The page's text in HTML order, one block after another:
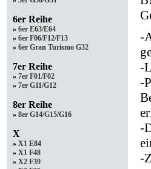
6er Reihe
» 6er E63/E64
» 6er F06/F12/F13
» 6er Gran Turismo G32
7er Reihe
» 7er F01/F02
» 7er G11/G12
8er Reihe
» 8er G14/G15/G16
X
» X1 E84
» X1 F48
» X2 F39
-
-
-
-
-